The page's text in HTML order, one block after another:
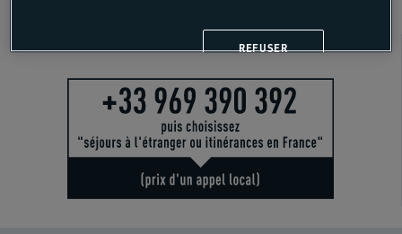
Besoin de conseils ?
REFUSER